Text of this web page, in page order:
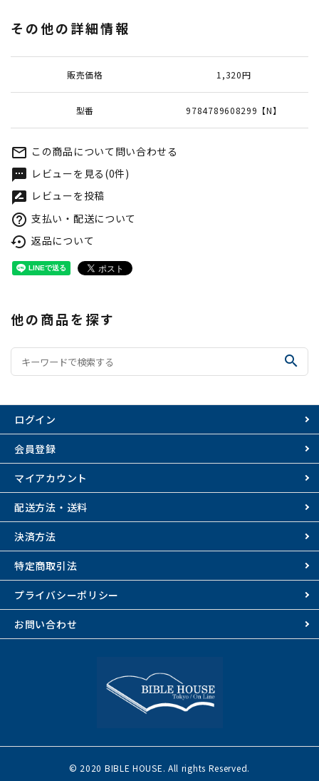
その他の詳細情報
販売価格 1,320円
型番 9784789608299【N】
mail_outline この商品について問い合わせる
textsms レビューを見る(0件)
rate_review レビューを投稿
help_outline 支払い・配送について
settings_backup_restore 返品について
他の商品を探す
search
ログイン
会員登録
マイアカウント
配送方法・送料
決済方法
特定商取引法
プライバシーポリシー
お問い合わせ
© 2020 BIBLE HOUSE. All rights Reserved.